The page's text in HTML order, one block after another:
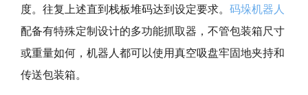
度。往复上述直到栈板堆码达到设定要求。 码垛机器人
配备有特殊定制设计的多功能抓取器，不管包装箱尺寸
或重量如何，机器人都可以使用真空吸盘牢固地夹持和
传送包装箱。